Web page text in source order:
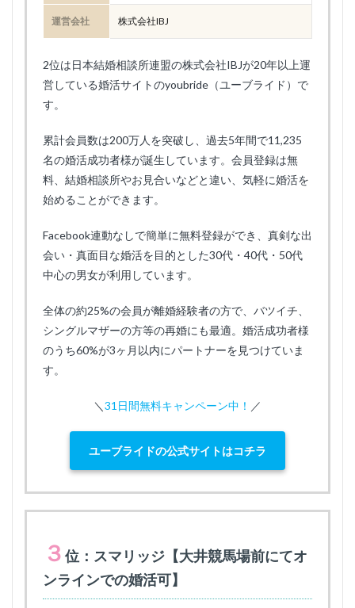
運営会社 株式会社IBJ
2位は日本結婚相談所連盟の株式会社IBJが20年以上運
営している婚活サイトのyoubride（ユーブライド）で
す。
累計会員数は200万人を突破し、過去5年間で11,235
名の婚活成功者様が誕生しています。会員登録は無
料、結婚相談所やお見合いなどと違い、気軽に婚活を
始めることができます。
Facebook連動なしで簡単に無料登録ができ、真剣な出
会い・真面目な婚活を目的とした30代・40代・50代
中心の男女が利用しています。
全体の約25%の会員が離婚経験者の方で、バツイチ、
シングルマザーの方等の再婚にも最適。婚活成功者様
のうち60%が3ヶ月以内にパートナーを見つけていま
す。
＼ 31日間無料キャンペーン中！ ／
ユーブライドの公式サイトはコチラ
３ 位：スマリッジ【大井競馬場前にてオ
ンラインでの婚活可】